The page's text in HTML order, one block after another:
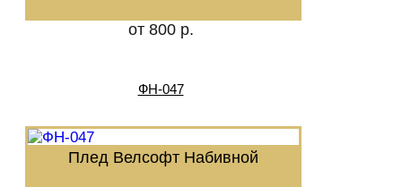
от 800 р.
ФН-047
Плед Велсофт Набивной